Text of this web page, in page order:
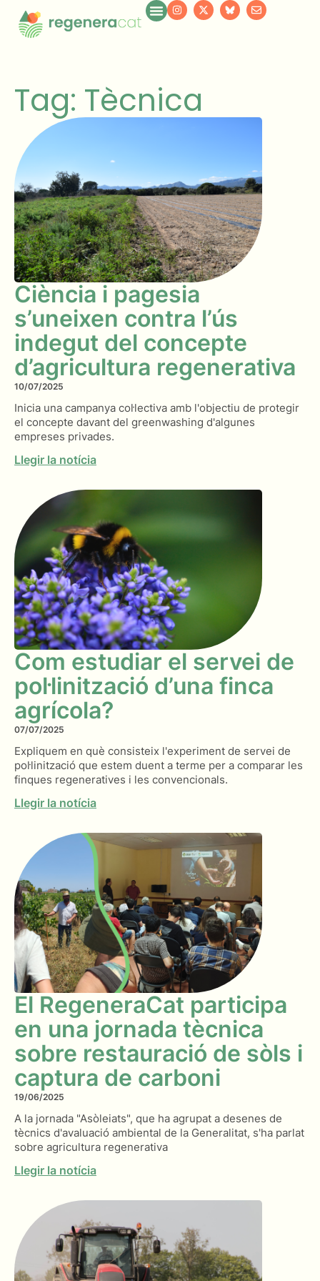
Tag: Tècnica
Ciència i pagesia
s’uneixen contra l’ús
indegut del concepte
d’agricultura regenerativa
10/07/2025
Inicia una campanya col·lectiva amb l'objectiu de protegir
el concepte davant del greenwashing d'algunes
empreses privades.
Llegir la notícia
Com estudiar el servei de
pol·linització d’una finca
agrícola?
07/07/2025
Expliquem en què consisteix l'experiment de servei de
pol·linització que estem duent a terme per a comparar les
finques regeneratives i les convencionals.
Llegir la notícia
El RegeneraCat participa
en una jornada tècnica
sobre restauració de sòls i
captura de carboni
19/06/2025
A la jornada "Asòleiats", que ha agrupat a desenes de
tècnics d'avaluació ambiental de la Generalitat, s'ha parlat
sobre agricultura regenerativa
Llegir la notícia